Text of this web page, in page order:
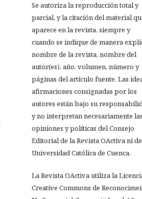
Se autoriza la reproducción total y
parcial, y la citación del material
aparece en la revista, siempre y
cuando se indique de manera
nombre de la revista, nombre del
autor(es), año, volumen, número y
páginas del artículo fuente. Las
afirmaciones consignadas por los
autores están bajo su
y no interpretan necesariamente las
opiniones y políticas del Consejo
Editorial de la Revista OActiva ni
Universidad Católica de Cuenca.
La Revista OActiva utiliza la
Creative Commons de